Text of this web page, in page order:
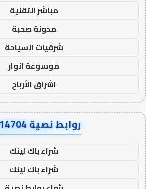
مباشر التقنية
مدونة صحبة
شرقيات السياحة
موسوعة انوار
اشراق الأرباح
روابط نصية AA14704
شراء باك لينك
شراء باك لينك